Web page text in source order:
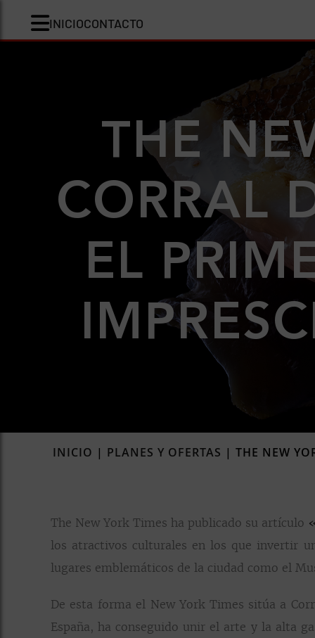
INICIOCONTACTO
THE
CORRAL
EL
INICIO | PLANES Y OFERTAS | THE NEW
The New York Times ha publicado su artículo
los atractivos culturales en los que invertir
lugares emblemáticos de la ciudad como el
De esta forma el New York Times sitúa a
España, ha conseguido unir el arte y la alta